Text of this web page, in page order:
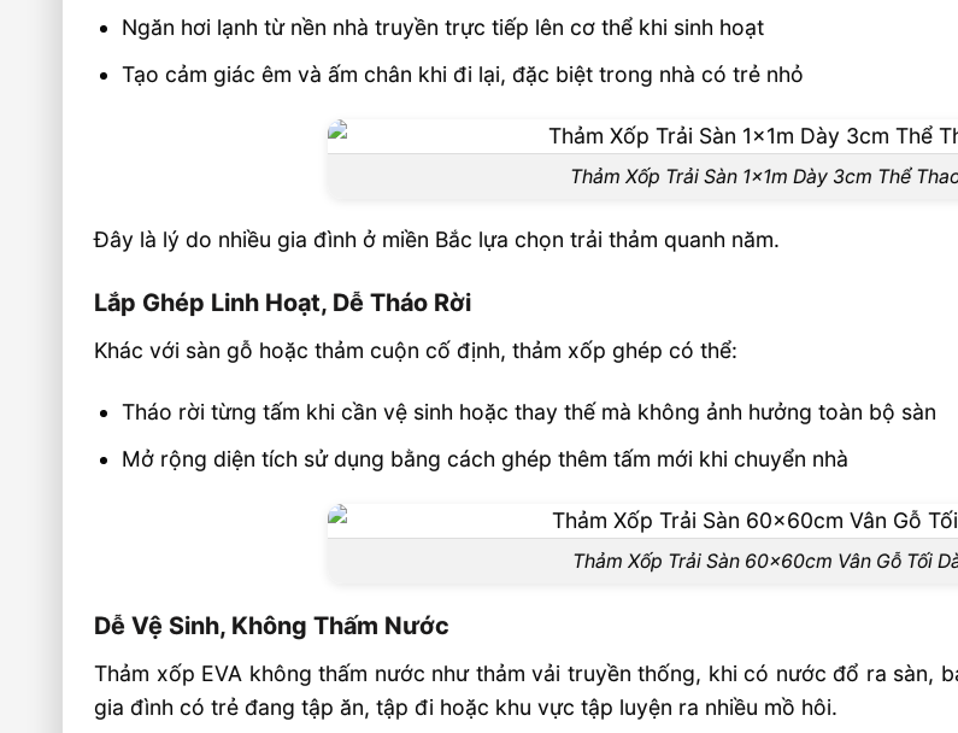
Ngăn hơi lạnh từ nền nhà truyền trực tiếp lên cơ thể khi sinh hoạt
Tạo cảm giác êm và ấm chân khi đi lại, đặc biệt trong nhà có trẻ nhỏ
Thảm Xốp Trải Sàn 1x1m Dày 3cm Thể
Đây là lý do nhiều gia đình ở miền Bắc lựa chọn trải thảm quanh năm.
Lắp Ghép Linh Hoạt, Dễ Tháo Rời
Khác với sàn gỗ hoặc thảm cuộn cố định, thảm xốp ghép có thể:
Tháo rời từng tấm khi cần vệ sinh hoặc thay thế mà không ảnh hưởng toàn bộ sàn
Mở rộng diện tích sử dụng bằng cách ghép thêm tấm mới khi chuyển nhà
Thảm Xốp Trải Sàn 60x60cm Vân Gỗ Tối
Dễ Vệ Sinh, Không Thấm Nước
Thảm xốp EVA không thấm nước như thảm vải truyền thống, khi có nước đổ ra sàn,
gia đình có trẻ đang tập ăn, tập đi hoặc khu vực tập luyện ra nhiều mồ hôi.